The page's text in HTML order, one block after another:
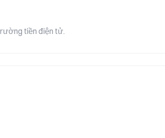
tiền điện tử.